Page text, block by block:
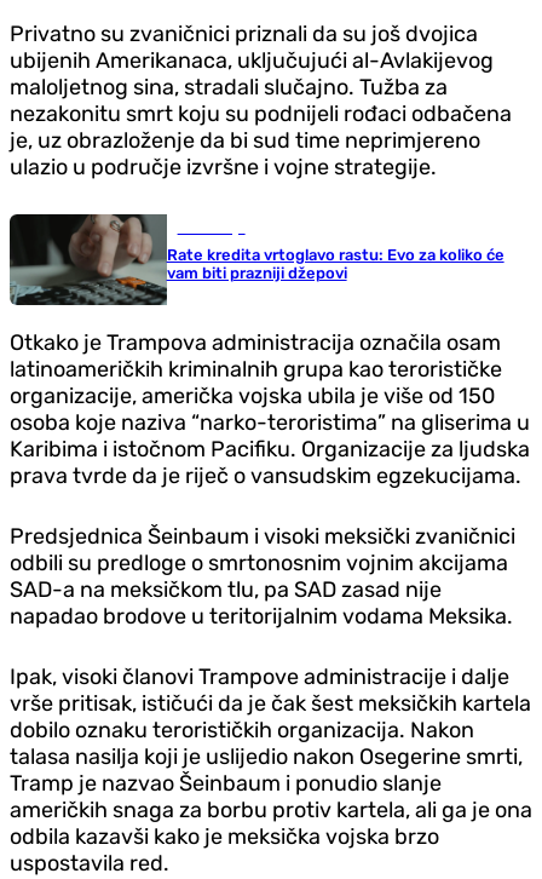
Privatno su zvaničnici priznali da su još dvojica
ubijenih Amerikanaca, uključujući al-Avlakijevog
maloljetnog sina, stradali slučajno. Tužba za
nezakonitu smrt koju su podnijeli rođaci odbačena
je, uz obrazloženje da bi sud time neprimjereno
ulazio u područje izvršne i vojne strategije.
Rate kredita vrtoglavo rastu: Evo za koliko će
vam biti prazniji džepovi
Otkako je Trampova administracija označila osam
latinoameričkih kriminalnih grupa kao terorističke
organizacije, američka vojska ubila je više od 150
osoba koje naziva “narko-teroristima” na gliserima u
Karibima i istočnom Pacifiku. Organizacije za ljudska
prava tvrde da je riječ o vansudskim egzekucijama.
Predsjednica Šeinbaum i visoki meksički zvaničnici
odbili su predloge o smrtonosnim vojnim akcijama
SAD-a na meksičkom tlu, pa SAD zasad nije
napadao brodove u teritorijalnim vodama Meksika.
Ipak, visoki članovi Trampove administracije i dalje
vrše pritisak, ističući da je čak šest meksičkih kartela
dobilo oznaku terorističkih organizacija. Nakon
talasa nasilja koji je uslijedio nakon Osegerine smrti,
Tramp je nazvao Šeinbaum i ponudio slanje
američkih snaga za borbu protiv kartela, ali ga je ona
odbila kazavši kako je meksička vojska brzo
uspostavila red.